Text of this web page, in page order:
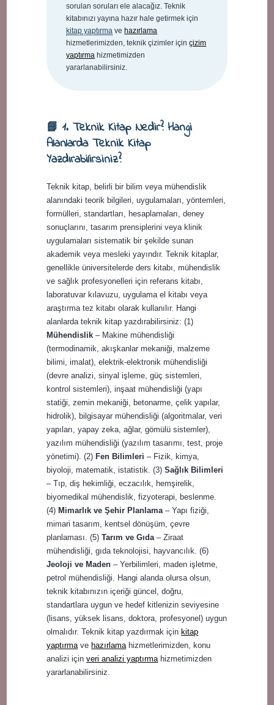
sorulan soruları ele alacağız. Teknik
kitabınızı yayına hazır hale getirmek için
kitap yaptırma vehazırlama
hizmetlerimizden, teknik çizimler içinçizim
yaptırma hizmetimizden
yararlanabilirsiniz.
📘 1. Teknik Kitap Nedir? Hangi
Alanlarda Teknik Kitap
Yazdırabilirsiniz?
Teknik kitap, belirli bir bilim veya mühendislik
alanındaki teorik bilgileri, uygulamaları, yöntemleri,
formülleri, standartları, hesaplamaları, deney
sonuçlarını, tasarım prensiplerini veya klinik
uygulamaları sistematik bir şekilde sunan
akademik veya mesleki yayındır. Teknik kitaplar,
genellikle üniversitelerde ders kitabı, mühendislik
ve sağlık profesyonelleri için referans kitabı,
laboratuvar kılavuzu, uygulama el kitabı veya
araştırma tez kitabı olarak kullanılır. Hangi
alanlarda teknik kitap yazdırabilirsiniz: (1)
Mühendislik – Makine mühendisliği
(termodinamik, akışkanlar mekaniği, malzeme
bilimi, imalat), elektrik-elektronik mühendisliği
(devre analizi, sinyal işleme, güç sistemleri,
kontrol sistemleri), inşaat mühendisliği (yapı
statiği, zemin mekaniği, betonarme, çelik yapılar,
hidrolik), bilgisayar mühendisliği (algoritmalar, veri
yapıları, yapay zeka, ağlar, gömülü sistemler),
yazılım mühendisliği (yazılım tasarımı, test, proje
yönetimi). (2)Fen Bilimleri – Fizik, kimya,
biyoloji, matematik, istatistik. (3)Sağlık Bilimleri
– Tıp, diş hekimliği, eczacılık, hemşirelik,
biyomedikal mühendislik, fizyoterapi, beslenme.
(4)Mimarlık ve Şehir Planlama – Yapı fiziği,
mimari tasarım, kentsel dönüşüm, çevre
planlaması. (5)Tarım ve Gıda – Ziraat
mühendisliği, gıda teknolojisi, hayvancılık. (6)
Jeoloji ve Maden – Yerbilimleri, maden işletme,
petrol mühendisliği. Hangi alanda olursa olsun,
teknik kitabınızın içeriği güncel, doğru,
standartlara uygun ve hedef kitlenizin seviyesine
(lisans, yüksek lisans, doktora, profesyonel) uygun
olmalıdır. Teknik kitap yazdırmak içinkitap
yaptırma vehazırlama hizmetlerimizden, konu
analizi içinveri analizi yaptırma hizmetimizden
yararlanabilirsiniz.